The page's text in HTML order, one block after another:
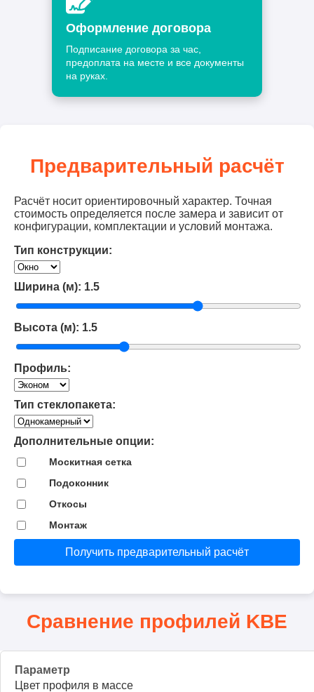
Оформление договора
Подписание договора за час,
предоплата на месте и все документы
на руках.
Предварительный расчёт
Расчёт носит ориентировочный характер. Точная
стоимость определяется после замера и зависит от
конфигурации, комплектации и условий монтажа.
Тип конструкции:
Ширина (м): 1.5
Высота (м): 1.5
Профиль:
Тип стеклопакета:
Дополнительные опции:
Москитная сетка
Подоконник
Откосы
Монтаж
Получить предварительный расчёт
Сравнение профилей KBE
Цвет профиля в массе